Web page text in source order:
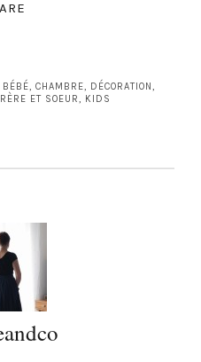
BÉBÉ, CHAMBRE, DÉCORATION,
ET SOEUR, KIDS